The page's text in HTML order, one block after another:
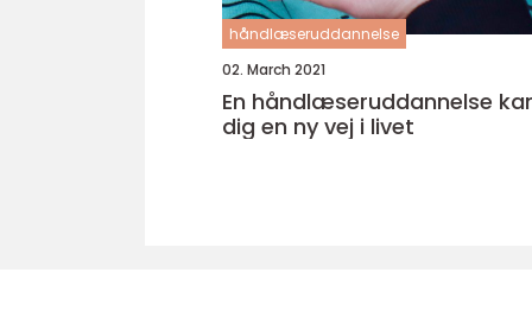
håndlæseruddannelse
02. March 2021
En håndlæseruddannelse
dig en ny vej i livet